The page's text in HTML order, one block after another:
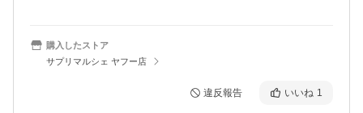
購入したストア
サプリマルシェ ヤフー店
違反報告 いいね 1